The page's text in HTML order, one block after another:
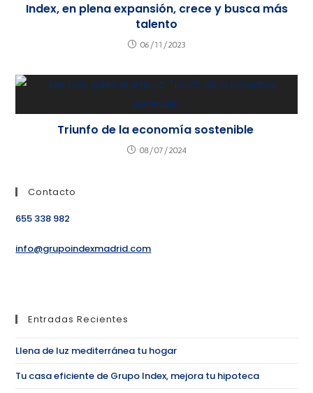
Index, en plena expansión, crece y busca más
talento
06/11/2023
Triunfo de la economía sostenible
08/07/2024
Contacto
655 338 982
info@grupoindexmadrid.com
Entradas Recientes
Llena de luz mediterránea tu hogar
Tu casa eficiente de Grupo Index, mejora tu hipoteca